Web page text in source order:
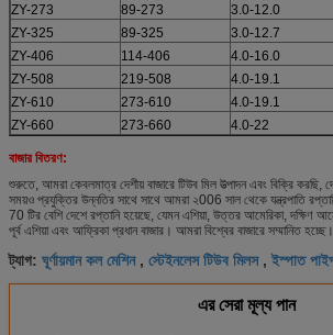
ZY-273
89-273 3.0-12.0
ZY-325
89-325 3.0-12.7
ZY-406
114-406 4.0-16.0
ZY-508
219-508 4.0-19.1
ZY-610
273-610 4.0-19.1
ZY-660
273-660 4.0-22
বাজার বিতরণ:
শুরুতে, আমরা কেবলমাত্র দেশীয় বাজারে টিউব মিল উত্পাদন এবং বিক্রি করছি,
সময়ও প্রযুক্তির উন্নতির সাথে সাথে আমরা ২006 সাল থেকে যন্ত্রপাতি
70 টির বেশি দেশে রপ্তানি হয়েছে, যেমন এশিয়া, উত্তর আমেরিকা, দক্ষিণ
পূর্ব এশিয়া এবং আফ্রিকা প্রধান বাজার। আমরা বিশ্বের বাজারে সম্মানিত হচ্ছে।
ট্যাগ: ঘূর্ণায়মান কল মেশিন, স্টেইনলেস টিউব মিলস, ইস্পাত
এর সেরা মূল্য পান